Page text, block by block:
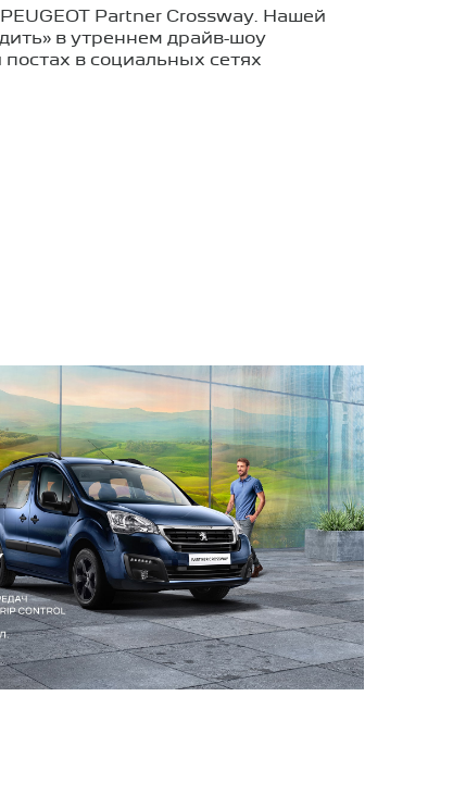
Partner Crossway. Нашей
в утреннем драйв-шоу
в социальных сетях